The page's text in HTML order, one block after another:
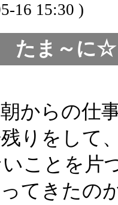
16 15:30 )
たま～
からの仕
りをして
ことを片
てきたの